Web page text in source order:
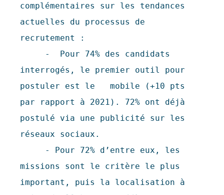
complémentaires sur les tendances
actuelles du processus de
recrutement :
interrogés, le premier outil pour
postuler est le   mobile (+10 pts
par rapport à 2021). 72% ont déjà
postulé via une publicité sur les
réseaux sociaux.
missions sont le critère le plus
important, puis la localisation à